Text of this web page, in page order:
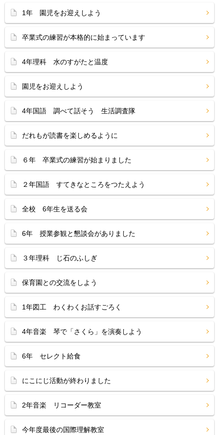
1年 園児をお迎えしよう
卒業式の練習が本格的に始まっています
4年理科 水のすがたと温度
園児をお迎えしよう
4年国語 調べて話そう 生活調査隊
だれもが読書を楽しめるように
６年 卒業式の練習が始まりました
２年国語 すてきなところをつたえよう
全校 6年生を送る会
6年 授業参観と懇談会がありました
３年理科 じ石のふしぎ
保育園との交流をしよう
1年図工 わくわくお話すごろく
4年音楽 琴で「さくら」を演奏しよう
6年 セレクト給食
にこにじ活動が終わりました
2年音楽 リコーダー教室
今年度最後の国際理解教室